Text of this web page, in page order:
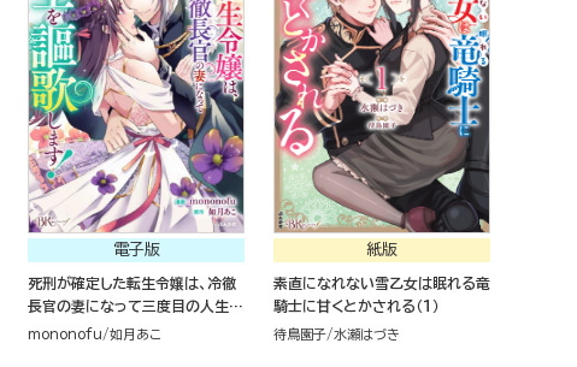
電子版
死刑が確定した転生令嬢は、冷徹
長官の妻になって三度目の人生を
謳歌します！ コミック版 （4）
mononofu 如月あこ
紙版
素直になれない雪乙女は眠れる竜
騎士に甘くとかされる（１）
待鳥園子 水瀬はづき